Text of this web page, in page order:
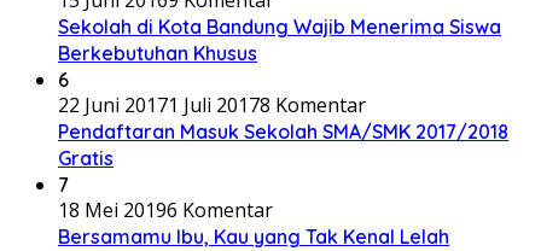
Sekolah di Kota Bandung Wajib Menerima Siswa
Berkebutuhan Khusus
6
22 Juni 20171 Juli 20178 Komentar
Pendaftaran Masuk Sekolah SMA/SMK 2017/2018
Gratis
7
18 Mei 20196 Komentar
Bersamamu Ibu, Kau yang Tak Kenal Lelah